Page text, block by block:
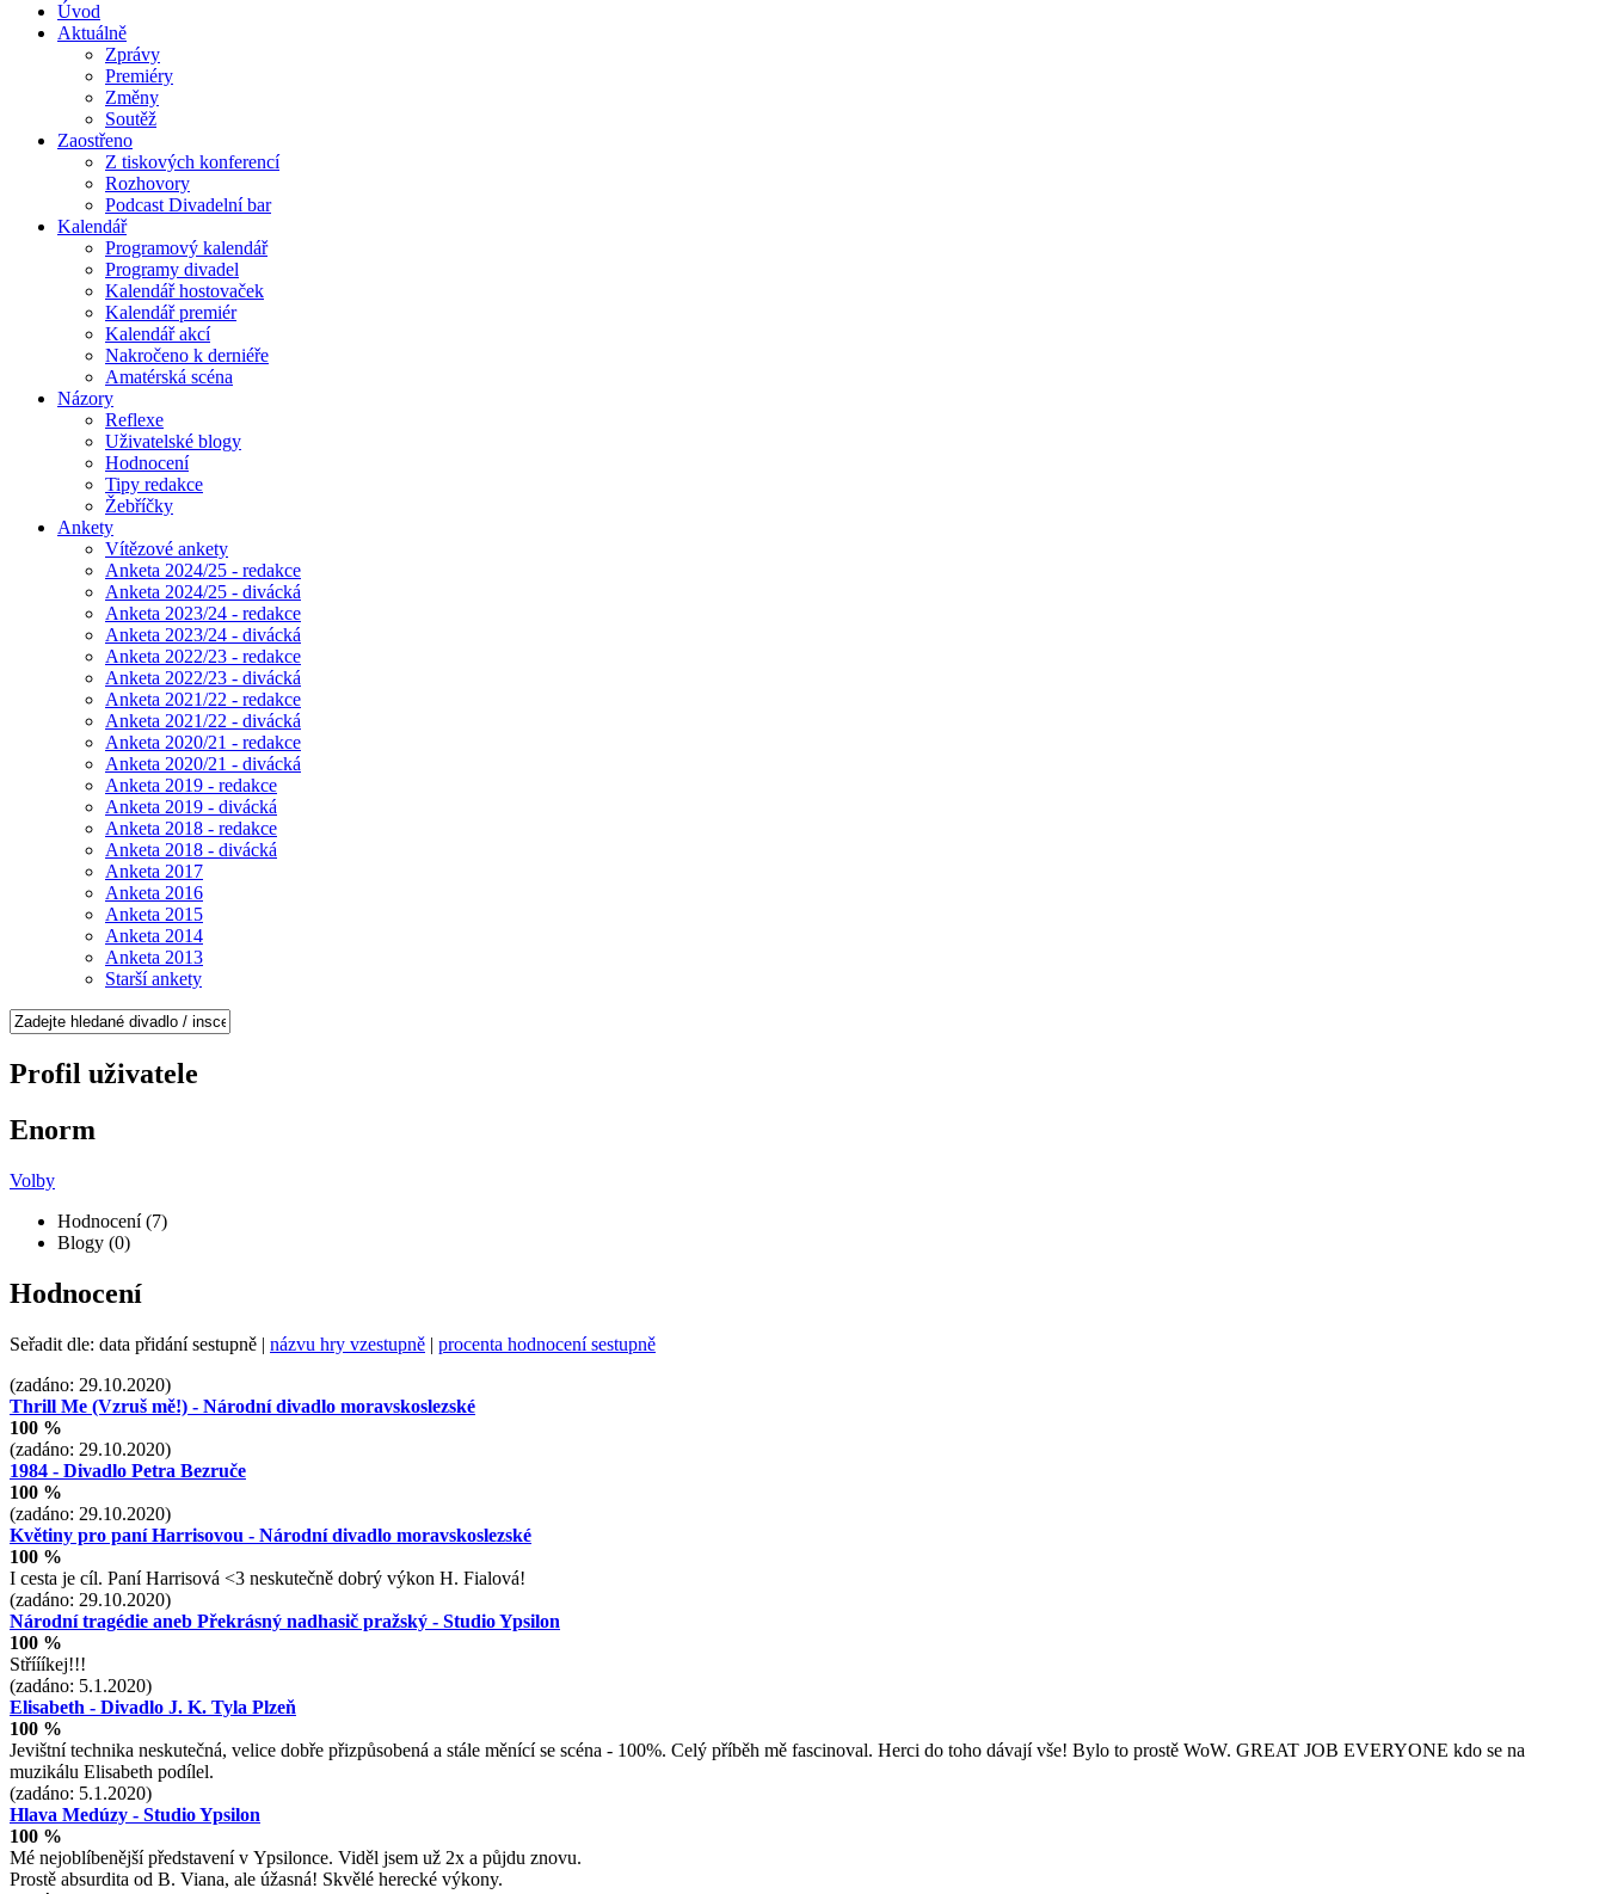
Úvod
Aktuálně
Zprávy
Premiéry
Změny
Soutěž
Zaostřeno
Z tiskových konferencí
Rozhovory
Podcast Divadelní bar
Kalendář
Programový kalendář
Programy divadel
Kalendář hostovaček
Kalendář premiér
Kalendář akcí
Nakročeno k derniéře
Amatérská scéna
Názory
Reflexe
Uživatelské blogy
Hodnocení
Tipy redakce
Žebříčky
Ankety
Vítězové ankety
Anketa 2024/25 - redakce
Anketa 2024/25 - divácká
Anketa 2023/24 - redakce
Anketa 2023/24 - divácká
Anketa 2022/23 - redakce
Anketa 2022/23 - divácká
Anketa 2021/22 - redakce
Anketa 2021/22 - divácká
Anketa 2020/21 - redakce
Anketa 2020/21 - divácká
Anketa 2019 - redakce
Anketa 2019 - divácká
Anketa 2018 - redakce
Anketa 2018 - divácká
Anketa 2017
Anketa 2016
Anketa 2015
Anketa 2014
Anketa 2013
Starší ankety
Profil uživatele
Enorm
Volby
Hodnocení (7)
Blogy (0)
Hodnocení
Seřadit dle: data přidání sestupně | názvu hry vzestupně | procenta hodnocení sestupně
(zadáno: 29.10.2020)
Thrill Me (Vzruš mě!) - Národní divadlo moravskoslezské
100 %
(zadáno: 29.10.2020)
1984 - Divadlo Petra Bezruče
100 %
(zadáno: 29.10.2020)
Květiny pro paní Harrisovou - Národní divadlo moravskoslezské
100 %
I cesta je cíl. Paní Harrisová <3 neskutečně dobrý výkon H. Fialová!
(zadáno: 29.10.2020)
Národní tragédie aneb Překrásný nadhasič pražský - Studio Ypsilon
100 %
Stříííkej!!!
(zadáno: 5.1.2020)
Elisabeth - Divadlo J. K. Tyla Plzeň
100 %
Jevištní technika neskutečná, velice dobře přizpůsobená a stále měnící se scéna - 100%. Celý příběh mě fascinoval. Herci do toho dávají vše! Bylo to prostě WoW. GREAT JOB EVERYONE kdo se na
muzikálu Elisabeth podílel.
(zadáno: 5.1.2020)
Hlava Medúzy - Studio Ypsilon
100 %
Mé nejoblíbenější představení v Ypsilonce. Viděl jsem už 2x a půjdu znovu.
Prostě absurdita od B. Viana, ale úžasná! Skvělé herecké výkony.